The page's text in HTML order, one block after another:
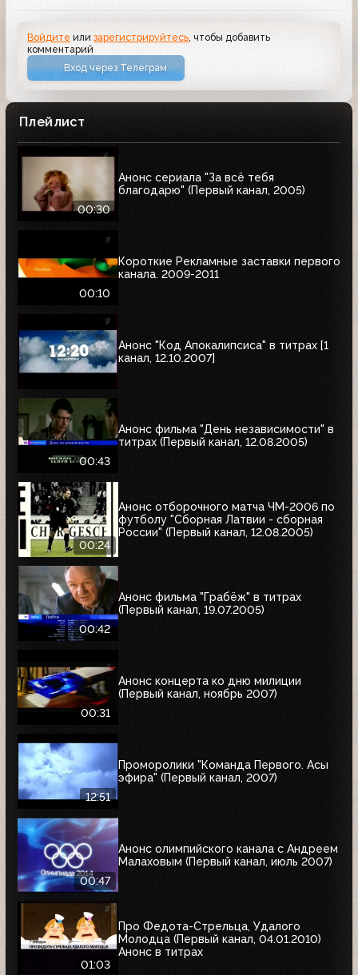
Войдите илизарегистрируйтесь , чтобы добавить
комментарий
Вход через Телеграм
Плейлист
00:30
Анонс сериала "За всё тебя
благодарю" (Первый канал, 2005)
00:10
Короткие Рекламные заставки первого
канала. 2009-2011
Анонс "Код Апокалипсиса" в титрах [1
канал, 12.10.2007]
00:43
Анонс фильма "День независимости" в
титрах (Первый канал, 12.08.2005)
00:24
Анонс отборочного матча ЧМ-2006 по
футболу "Сборная Латвии - сборная
России" (Первый канал, 12.08.2005)
00:42
Анонс фильма "Грабёж" в титрах
(Первый канал, 19.07.2005)
00:31
Анонс концерта ко дню милиции
(Первый канал, ноябрь 2007)
12:51
Проморолики "Команда Первого. Асы
эфира" (Первый канал, 2007)
00:47
Анонс олимпийского канала с Андреем
Малаховым (Первый канал, июль 2007)
01:03
Про Федота-Стрельца, Удалого
Молодца (Первый канал, 04.01.2010)
Анонс в титрах